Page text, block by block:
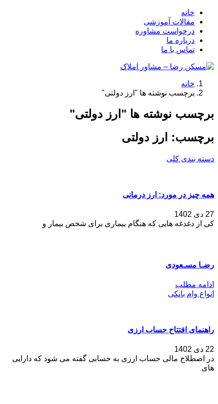
خانه
مقالات آموزشی
درخواست مشاوره
درباره ما
تماس با ما
خانه
برچسب نوشته ها "ارز دولتی"
برچسب نوشته ها "ارز دولتی"
برچسب: ارز دولتی
دسته بندی کلی
همه چیز در مورد: ارز درمانی
27 دی 1402
کی از دغدغه هایی که هنگام بیماری برای شخص بیمار و
رضـا مسـعودی
ادامه مطلب
انواع وام بانکی
راهنمای افتتاح حساب ارزی
22 دی 1402
در اصطلاح مالی حساب ارزی به حسابی گفته می شود که دارایی
های